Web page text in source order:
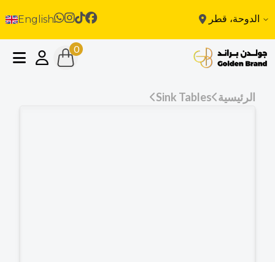
الدوحة، قطر English
0
الرئيسية Sink Tables